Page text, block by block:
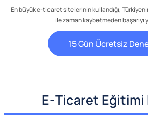
En büyük e-ticaret sitelerinin kullandığı,
ile zaman kaybetmeden başarıyı
15 Gün Ücretsiz
E-Ticaret Eğitimi